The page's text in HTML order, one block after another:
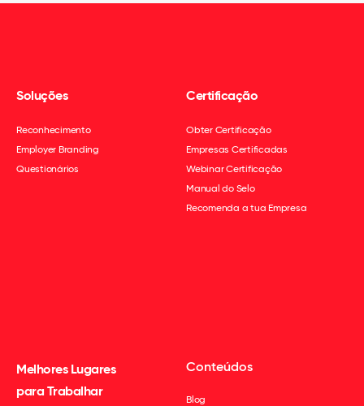
Soluções
Reconhecimento
Employer Branding
Questionários
Certificação
Obter Certificação
Empresas Certificadas
Webinar Certificação
Manual do Selo
Recomenda a tua Empresa
Melhores Lugares
para Trabalhar
Conteúdos
Blog